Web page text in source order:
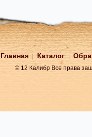
Главная Каталог
© 12 Калибр Все права